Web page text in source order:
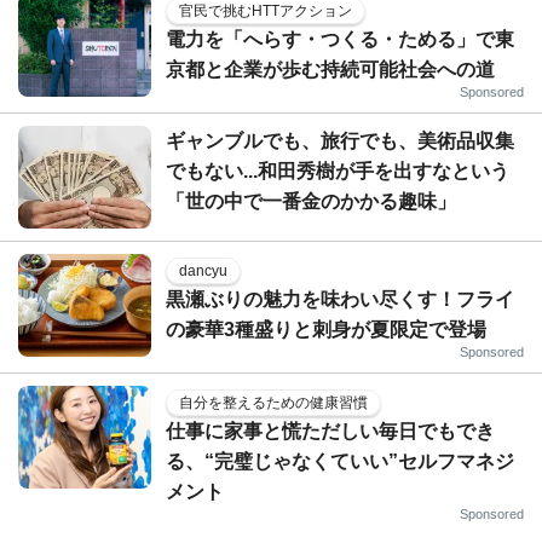
官民で挑むHTTアクション
電力を「へらす・つくる・ためる」で東
京都と企業が歩む持続可能社会への道
Sponsored
ギャンブルでも、旅行でも、美術品収集
でもない...和田秀樹が手を出すなという
「世の中で一番金のかかる趣味」
dancyu
黒瀬ぶりの魅力を味わい尽くす！フライ
の豪華3種盛りと刺身が夏限定で登場
Sponsored
自分を整えるための健康習慣
仕事に家事と慌ただしい毎日でもでき
る、“完璧じゃなくていい”セルフマネジ
メント
Sponsored